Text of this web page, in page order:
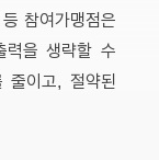
참여가맹점은
력을 생략할 수
줄이고, 절약된